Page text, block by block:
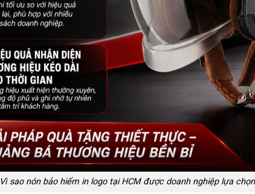
Vì sao nón bảo hiểm in logo tại HCM được doanh nghiệp lựa